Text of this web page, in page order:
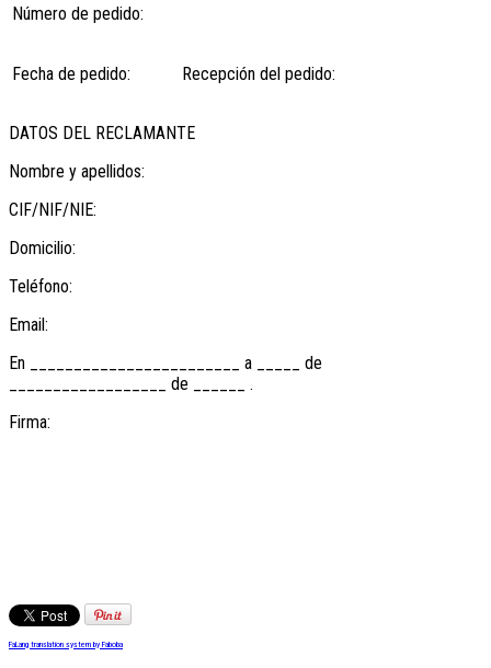
Número de pedido:
Fecha de pedido: Recepción del pedido:
DATOS DEL RECLAMANTE
Nombre y apellidos:
CIF/NIF/NIE:
Domicilio:
Teléfono:
Email:
En ________________________ a _____ de
__________________ de ______ .
Firma:
FaLang translation system by Faboba